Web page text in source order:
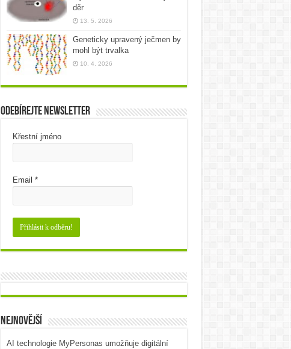
děr
13. 5. 2026
Geneticky upravený ječmen by
mohl být trvalka
10. 4. 2026
Odebírejte newsletter
Křestní jméno
Email *
Nejnovější
AI technologie MyPersonas umožňuje digitální